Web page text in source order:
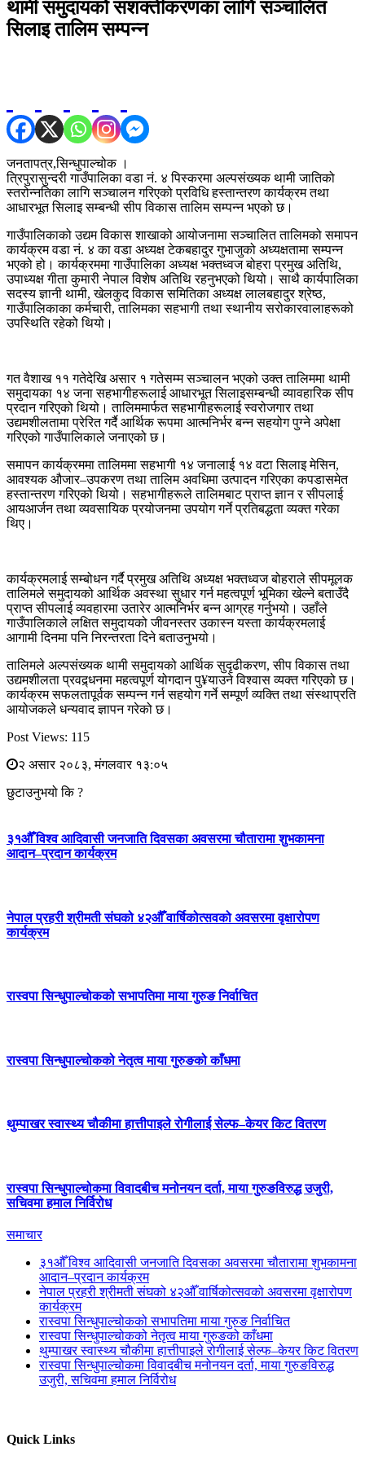
थामी समुदायको सशक्तीकरणका लागि सञ्चालित
सिलाइ तालिम सम्पन्न
जनतापत्र,सिन्धुपाल्चोक ।
त्रिपुरासुन्दरी गाउँपालिका वडा नं. ४ पिस्करमा अल्पसंख्यक थामी जातिको
स्तरोन्नतिका लागि सञ्चालन गरिएको प्रविधि हस्तान्तरण कार्यक्रम तथा
आधारभूत सिलाइ सम्बन्धी सीप विकास तालिम सम्पन्न भएको छ।
गाउँपालिकाको उद्यम विकास शाखाको आयोजनामा सञ्चालित तालिमको समापन
कार्यक्रम वडा नं. ४ का वडा अध्यक्ष टेकबहादुर गुभाजुको अध्यक्षतामा सम्पन्न
भएको हो। कार्यक्रममा गाउँपालिका अध्यक्ष भक्तध्वज बोहरा प्रमुख अतिथि,
उपाध्यक्ष गीता कुमारी नेपाल विशेष अतिथि रहनुभएको थियो। साथै कार्यपालिका
सदस्य ज्ञानी थामी, खेलकुद विकास समितिका अध्यक्ष लालबहादुर श्रेष्ठ,
गाउँपालिकाका कर्मचारी, तालिमका सहभागी तथा स्थानीय सरोकारवालाहरूको
उपस्थिति रहेको थियो।
गत वैशाख ११ गतेदेखि असार १ गतेसम्म सञ्चालन भएको उक्त तालिममा थामी
समुदायका १४ जना सहभागीहरूलाई आधारभूत सिलाइसम्बन्धी व्यावहारिक सीप
प्रदान गरिएको थियो। तालिममार्फत सहभागीहरूलाई स्वरोजगार तथा
उद्यमशीलतामा प्रेरित गर्दै आर्थिक रूपमा आत्मनिर्भर बन्न सहयोग पुग्ने अपेक्षा
गरिएको गाउँपालिकाले जनाएको छ।
समापन कार्यक्रममा तालिममा सहभागी १४ जनालाई १४ वटा सिलाइ मेसिन,
आवश्यक औजार–उपकरण तथा तालिम अवधिमा उत्पादन गरिएका कपडासमेत
हस्तान्तरण गरिएको थियो। सहभागीहरूले तालिमबाट प्राप्त ज्ञान र सीपलाई
आयआर्जन तथा व्यवसायिक प्रयोजनमा उपयोग गर्ने प्रतिबद्धता व्यक्त गरेका
थिए।
कार्यक्रमलाई सम्बोधन गर्दै प्रमुख अतिथि अध्यक्ष भक्तध्वज बोहराले सीपमूलक
तालिमले समुदायको आर्थिक अवस्था सुधार गर्न महत्वपूर्ण भूमिका खेल्ने बताउँदै
प्राप्त सीपलाई व्यवहारमा उतारेर आत्मनिर्भर बन्न आग्रह गर्नुभयो। उहाँले
गाउँपालिकाले लक्षित समुदायको जीवनस्तर उकास्न यस्ता कार्यक्रमलाई
आगामी दिनमा पनि निरन्तरता दिने बताउनुभयो।
तालिमले अल्पसंख्यक थामी समुदायको आर्थिक सुदृढीकरण, सीप विकास तथा
उद्यमशीलता प्रवद्र्धनमा महत्वपूर्ण योगदान पु¥याउने विश्वास व्यक्त गरिएको छ।
कार्यक्रम सफलतापूर्वक सम्पन्न गर्न सहयोग गर्ने सम्पूर्ण व्यक्ति तथा संस्थाप्रति
आयोजकले धन्यवाद ज्ञापन गरेको छ।
Post Views: 115
२ असार २०८३, मंगलवार १३:०५
छुटाउनुभयो कि ?
३१औँ विश्व आदिवासी जनजाति दिवसका अवसरमा चौतारामा शुभकामना
आदान–प्रदान कार्यक्रम
नेपाल प्रहरी श्रीमती संघको ४२औँ वार्षिकोत्सवको अवसरमा वृक्षारोपण
कार्यक्रम
रास्वपा सिन्धुपाल्चोकको सभापतिमा माया गुरुङ निर्वाचित
रास्वपा सिन्धुपाल्चोकको नेतृत्व माया गुरुङको काँधमा
थुम्पाखर स्वास्थ्य चौकीमा हात्तीपाइले रोगीलाई सेल्फ–केयर किट वितरण
रास्वपा सिन्धुपाल्चोकमा विवादबीच मनोनयन दर्ता, माया गुरुङविरुद्ध उजुरी,
सचिवमा हमाल निर्विरोध
समाचार
३१औँ विश्व आदिवासी जनजाति दिवसका अवसरमा चौतारामा शुभकामना
आदान–प्रदान कार्यक्रम
नेपाल प्रहरी श्रीमती संघको ४२औँ वार्षिकोत्सवको अवसरमा वृक्षारोपण
कार्यक्रम
रास्वपा सिन्धुपाल्चोकको सभापतिमा माया गुरुङ निर्वाचित
रास्वपा सिन्धुपाल्चोकको नेतृत्व माया गुरुङको काँधमा
थुम्पाखर स्वास्थ्य चौकीमा हात्तीपाइले रोगीलाई सेल्फ–केयर किट वितरण
रास्वपा सिन्धुपाल्चोकमा विवादबीच मनोनयन दर्ता, माया गुरुङविरुद्ध
उजुरी, सचिवमा हमाल निर्विरोध
Quick Links